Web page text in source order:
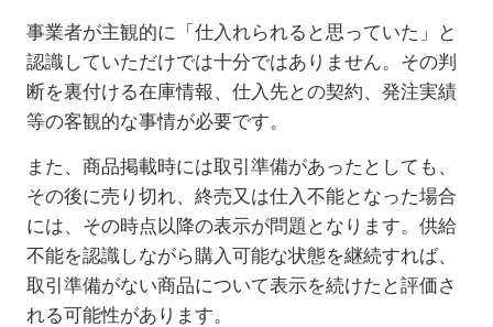
事業者が主観的に「仕入れられると思っていた」と
認識していただけでは十分ではありません。その判
断を裏付ける在庫情報、仕入先との契約、発注実績
等の客観的な事情が必要です。
また、商品掲載時には取引準備があったとしても、
その後に売り切れ、終売又は仕入不能となった場合
には、その時点以降の表示が問題となります。供給
不能を認識しながら購入可能な状態を継続すれば、
取引準備がない商品について表示を続けたと評価さ
れる可能性があります。